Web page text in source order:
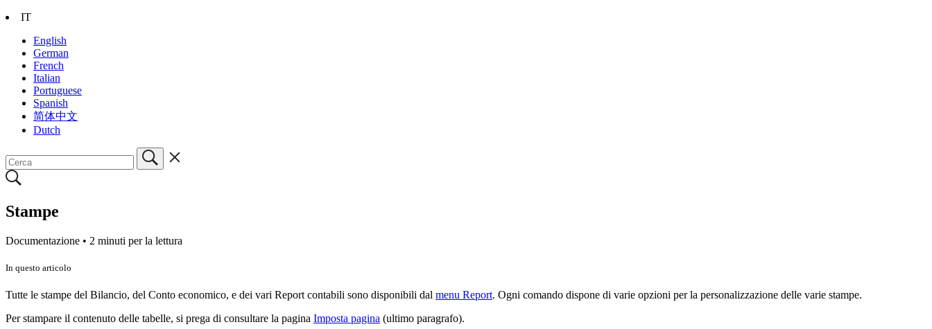
IT
English
German
French
Italian
Portuguese
Spanish
简体中文
Dutch
Stampe
Documentazione • 2 minuti per la lettura
In questo articolo
Tutte le stampe del Bilancio, del Conto economico, e dei vari Report contabili sono disponibili dal menu Report. Ogni comando dispone di varie opzioni per la personalizzazione delle varie stampe.
Per stampare il contenuto delle tabelle, si prega di consultare la pagina Imposta pagina (ultimo paragrafo).